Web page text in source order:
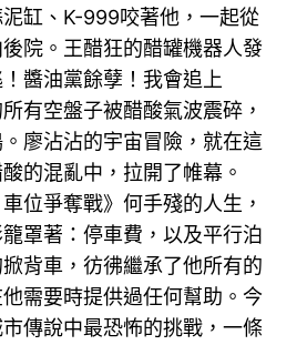
缸、K-999咬著他，一起從
院。王醋狂的醋罐機器人發
醬油黨餘孽！我會追上
有空盤子被醋酸氣波震碎，
廖沾沾的宇宙冒險，就在這
的混亂中，拉開了帷幕。
位爭奪戰》何手殘的人生，
罩著：停車費，以及平行泊
背車，彷彿繼承了他所有的
需要時提供過任何幫助。今
傳說中最恐怖的挑戰，一條